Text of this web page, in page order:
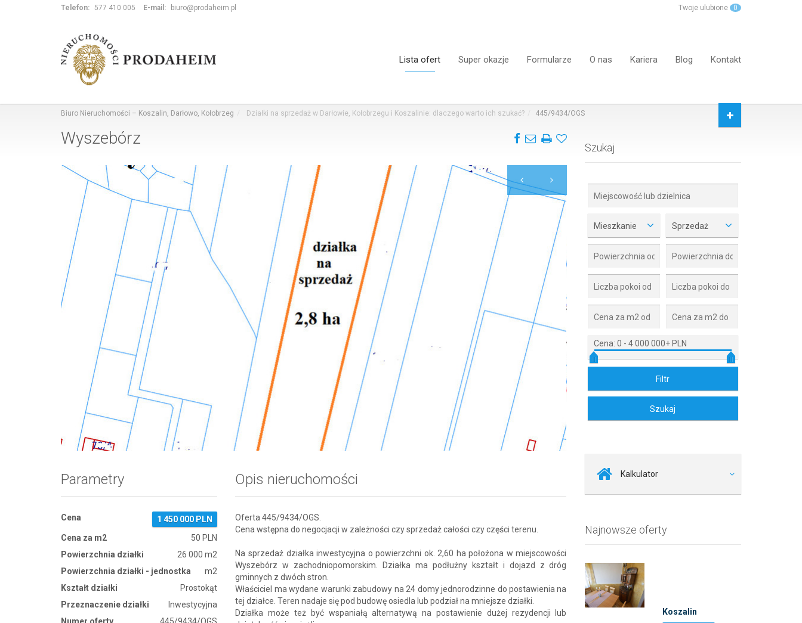
Telefon: 577 410 005 E-mail: biuro@prodaheim.pl Twoje ulubione 0
Lista ofert Super okazje Formularze O nas Kariera Blog Kontakt
Biuro Nieruchomości – Koszalin, Darłowo, Kołobrzeg Działki na sprzedaż w Darłowie, Kołobrzegu i Koszalinie: dlaczego warto ich szukać? 445/9434/OGS
Wyszebórz
Zdjęcie 1 Zdjęcie 2
Parametry
Cena
1 450 000 PLN
Cena za m2
50 PLN
Powierzchnia działki
26 000 m2
Powierzchnia działki - jednostka
m2
Kształt działki
Prostokąt
Przeznaczenie działki
Inwestycyjna
Opis nieruchomości
Oferta 445/9434/OGS.
Cena wstępna do negocjacji w zależności czy sprzedaż całości czy części terenu.
Na sprzedaż działka inwestycyjna o powierzchni ok. 2,60 ha położona w miejscowości
Wyszebórz w zachodniopomorskim. Działka ma podłużny kształt i dojazd z dróg
gminnych z dwóch stron.
Właściciel ma wydane warunki zabudowy na 24 domy jednorodzinne do postawienia na
tej działce. Teren nadaje się pod budowę osiedla lub podział na mniejsze działki.
Działka może też być wspaniałą alternatywą na postawienie dużej rezydencji lub
Szukaj
Mieszkanie Sprzedaż
Cena: 0 - 4 000 000+ PLN
Kalkulator
Najnowsze oferty
Koszalin